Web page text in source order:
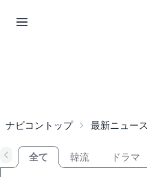
ナビコントップ 最新ニュース
全て 韓流 ドラマ